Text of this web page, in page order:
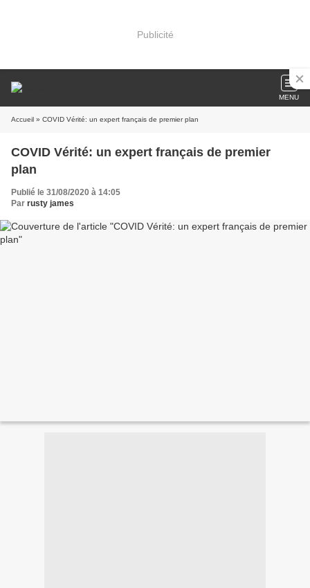
Publicité
MENU
Accueil » COVID Vérité: un expert français de premier plan
COVID Vérité: un expert français de premier
plan
Publié le 31/08/2020 à 14:05
Par rusty james